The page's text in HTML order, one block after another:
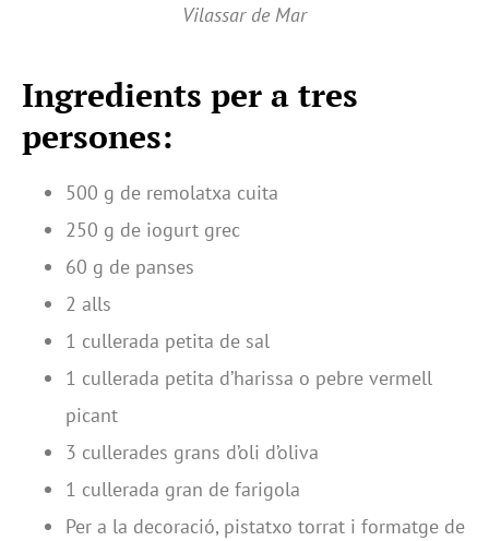
Vilassar de Mar
Ingredients per a tres
persones:
500 g de remolatxa cuita
250 g de iogurt grec
60 g de panses
2 alls
1 cullerada petita de sal
1 cullerada petita d’harissa o pebre vermell
picant
3 cullerades grans d’oli d’oliva
1 cullerada gran de farigola
Per a la decoració, pistatxo torrat i formatge de